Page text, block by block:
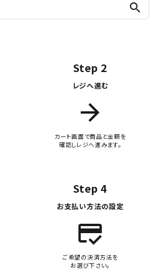
search
Step 2
レジへ進む
arrow_forward
カート画面で商品と金額を
確認しレジへ進みます。
Step 4
お支払い方法の設定
credit_score
ご希望の決済方法を
お選び下さい。